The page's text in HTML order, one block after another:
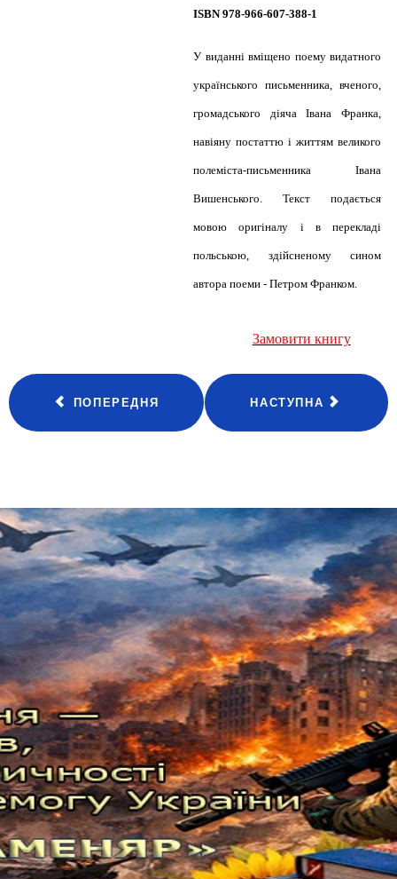
ISBN 978-966-607-388-1
У виданні вміщено поему видатного
українського письменника, вченого,
громадського діяча Івана Франка,
навіяну постаттю і життям великого
полеміста-письменника Івана
Вишенського. Текст подається
мовою оригіналу і в перекладі
польською, здійсненому сином
автора поеми - Петром Франком.
Замовити книгу
ПОПЕРЕДНЯ НАСТУПНА